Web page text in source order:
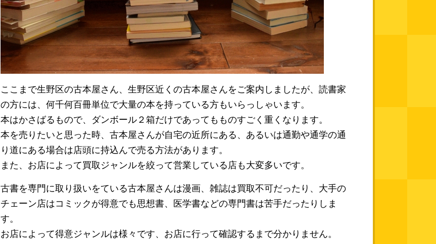
ここまで生野区の古本屋さん、生野区近くの古本屋さんをご案内しましたが、読書家
の方には、何千何百冊単位で大量の本を持っている方もいらっしゃいます。
本はかさばるもので、ダンボール２箱だけであってもものすごく重くなります。
本を売りたいと思った時、古本屋さんが自宅の近所にある、あるいは通勤や通学の通
り道にある場合は店頭に持込んで売る方法があります。
また、お店によって買取ジャンルを絞って営業している店も大変多いです。
古書を専門に取り扱いをている古本屋さんは漫画、雑誌は買取不可だったり、大手の
チェーン店はコミックが得意でも思想書、医学書などの専門書は苦手だったりしま
す。
お店によって得意ジャンルは様々です、お店に行って確認するまで分かりません。